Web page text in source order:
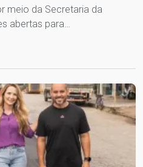
meio da Secretaria da
abertas para…